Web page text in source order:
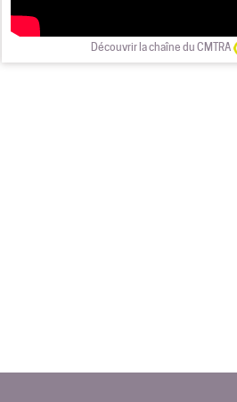
Découvrir la chaîne du CMTRA